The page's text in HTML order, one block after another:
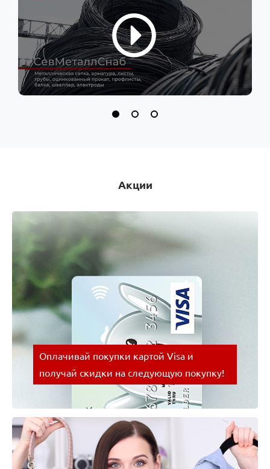
Акции
Оплачивай покупки картой Visa и
получай скидки на следующую покупку!
Оплачивай покупки картой Visa и получай скидки
на следующую покупку!